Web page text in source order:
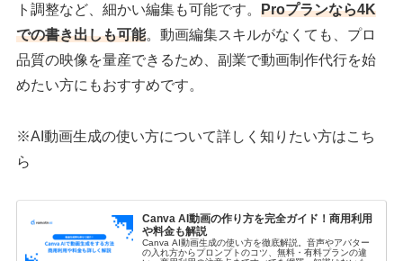
ト調整など、細かい編集も可能です。Proプランなら4K
での書き出しも可能。動画編集スキルがなくても、プロ
品質の映像を量産できるため、副業で動画制作代行を始
めたい方にもおすすめです。
※AI動画生成の使い方について詳しく知りたい方はこち
ら
Canva AI動画の作り方を完全ガイド！商用利用
や料金も解説
Canva AI動画生成の使い方を徹底解説。音声やアバター
の入れ方からプロンプトのコツ、無料・有料プランの違